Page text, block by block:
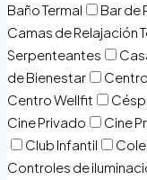
Baño Termal
Bar de
Camas de Relajación
Serpenteantes
de Bienestar
Centro Wellfit
Cine Privado
Cine
Club Infantil
Controles de